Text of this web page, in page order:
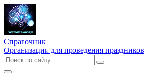
Справочник
Организации для проведения праздников